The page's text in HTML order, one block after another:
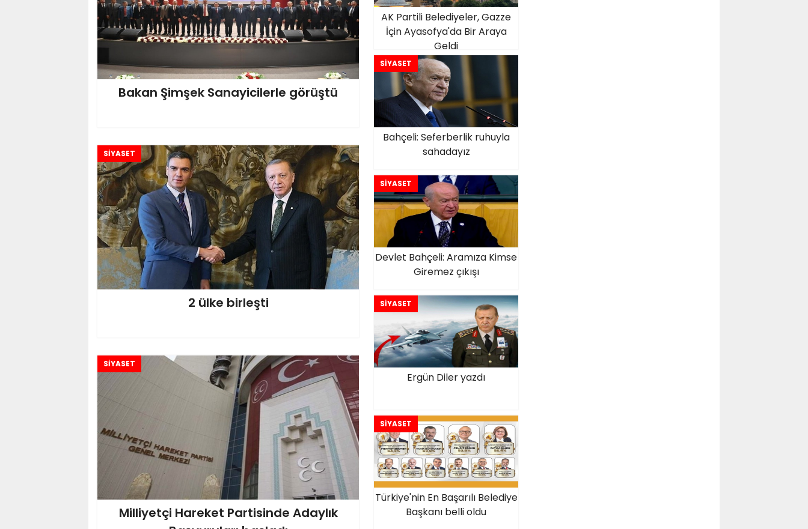
Bakan Şimşek Sanayicilerle görüştü
AK Partili Belediyeler, Gazze
İçin Ayasofya'da Bir Araya
Geldi
SİYASET
Bahçeli: Seferberlik ruhuyla
sahadayız
SİYASET
2 ülke birleşti
SİYASET
Devlet Bahçeli: Aramıza Kimse
Giremez çıkışı
SİYASET
Ergün Diler yazdı
SİYASET
Milliyetçi Hareket Partisinde Adaylık
SİYASET
Türkiye'nin En Başarılı Belediye
Başkanı belli oldu